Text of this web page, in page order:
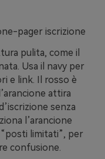
pager iscrizione
pulita, come il
Usa il navy per
e link. Il rosso è
attira
senza
l’arancione
limitati”, per
confusione.